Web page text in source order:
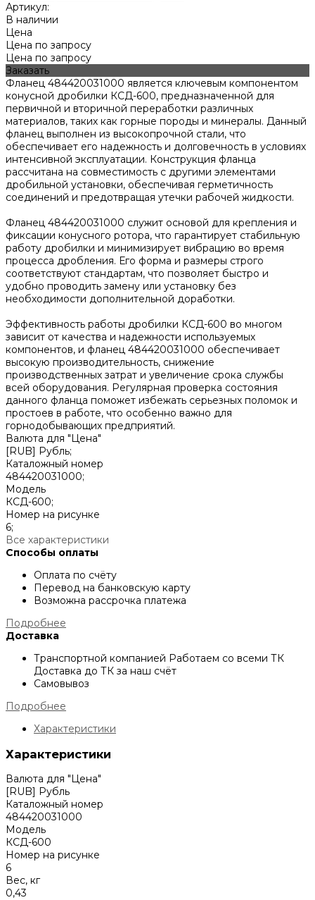
Артикул:
В наличии
Цена
Цена по запросу
Цена по запросу
Заказать
Фланец 484420031000 является ключевым компонентом
конусной дробилки КСД-600, предназначенной для
первичной и вторичной переработки различных
материалов, таких как горные породы и минералы. Данный
фланец выполнен из высокопрочной стали, что
обеспечивает его надежность и долговечность в условиях
интенсивной эксплуатации. Конструкция фланца
рассчитана на совместимость с другими элементами
дробильной установки, обеспечивая герметичность
соединений и предотвращая утечки рабочей жидкости.
Фланец 484420031000 служит основой для крепления и
фиксации конусного ротора, что гарантирует стабильную
работу дробилки и минимизирует вибрацию во время
процесса дробления. Его форма и размеры строго
соответствуют стандартам, что позволяет быстро и
удобно проводить замену или установку без
необходимости дополнительной доработки.
Эффективность работы дробилки КСД-600 во многом
зависит от качества и надежности используемых
компонентов, и фланец 484420031000 обеспечивает
высокую производительность, снижение
производственных затрат и увеличение срока службы
всей оборудования. Регулярная проверка состояния
данного фланца поможет избежать серьезных поломок и
простоев в работе, что особенно важно для
горнодобывающих предприятий.
Валюта для "Цена"
[RUB] Рубль;
Каталожный номер
484420031000;
Модель
КСД-600;
Номер на рисунке
6;
Все характеристики
Способы оплаты
Оплата по счёту
Перевод на банковскую карту
Возможна рассрочка платежа
Подробнее
Доставка
Транспортной компанией Работаем со всеми ТК
Доставка до ТК за наш счёт
Самовывоз
Подробнее
Характеристики
Характеристики
Валюта для "Цена"
[RUB] Рубль
Каталожный номер
484420031000
Модель
КСД-600
Номер на рисунке
6
Вес, кг
0,43